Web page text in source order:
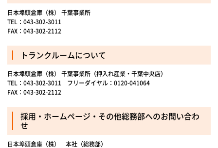
日本埠頭倉庫（株） 千葉事業所
TEL：043-302-3011
FAX：043-302-2112
トランクルームについて
日本埠頭倉庫（株） 千葉事業所（押入れ産業・千葉中央店）
TEL：043-302-3011 フリーダイヤル：0120-041064
FAX：043-302-2112
採用・ホームページ・その他総務部へのお問い合わ
せ
日本埠頭倉庫（株） 本社（総務部）